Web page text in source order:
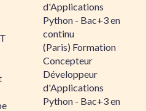
d'Applications
Python - Bac+3 en
continu
(Paris) Formation
Concepteur
Développeur
d'Applications
Python - Bac+3 en